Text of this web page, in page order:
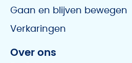
Gaan en blijven bewegen
Verkaringen
Over ons